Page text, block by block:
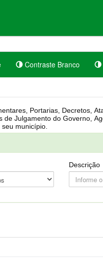
Contraste Branco
e muito mais de seu município.
Descrição